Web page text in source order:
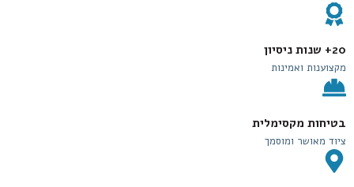
בטיחות מקסימלית
ציוד מאושר ומוסמך
20+ שנות ניסיון
מקצוענות ואמינות